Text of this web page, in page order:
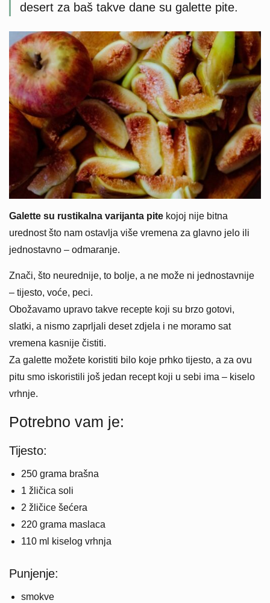
desert za baš takve dane su galette pite.
Galette su rustikalna varijanta pite kojoj nije bitna
urednost što nam ostavlja više vremena za glavno jelo ili
jednostavno – odmaranje.
Znači, što neurednije, to bolje, a ne može ni jednostavnije
– tijesto, voće, peci.
Obožavamo upravo takve recepte koji su brzo gotovi,
slatki, a nismo zaprljali deset zdjela i ne moramo sat
vremena kasnije čistiti.
Za galette možete koristiti bilo koje prhko tijesto, a za ovu
pitu smo iskoristili još jedan recept koji u sebi ima – kiselo
vrhnje.
Potrebno vam je:
Tijesto:
250 grama brašna
1 žličica soli
2 žličice šećera
220 grama maslaca
110 ml kiselog vrhnja
Punjenje:
smokve